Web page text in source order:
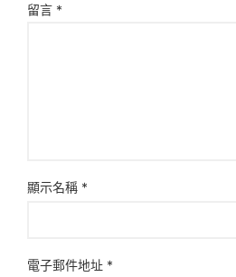
留言 *
顯示名稱 *
電子郵件地址 *